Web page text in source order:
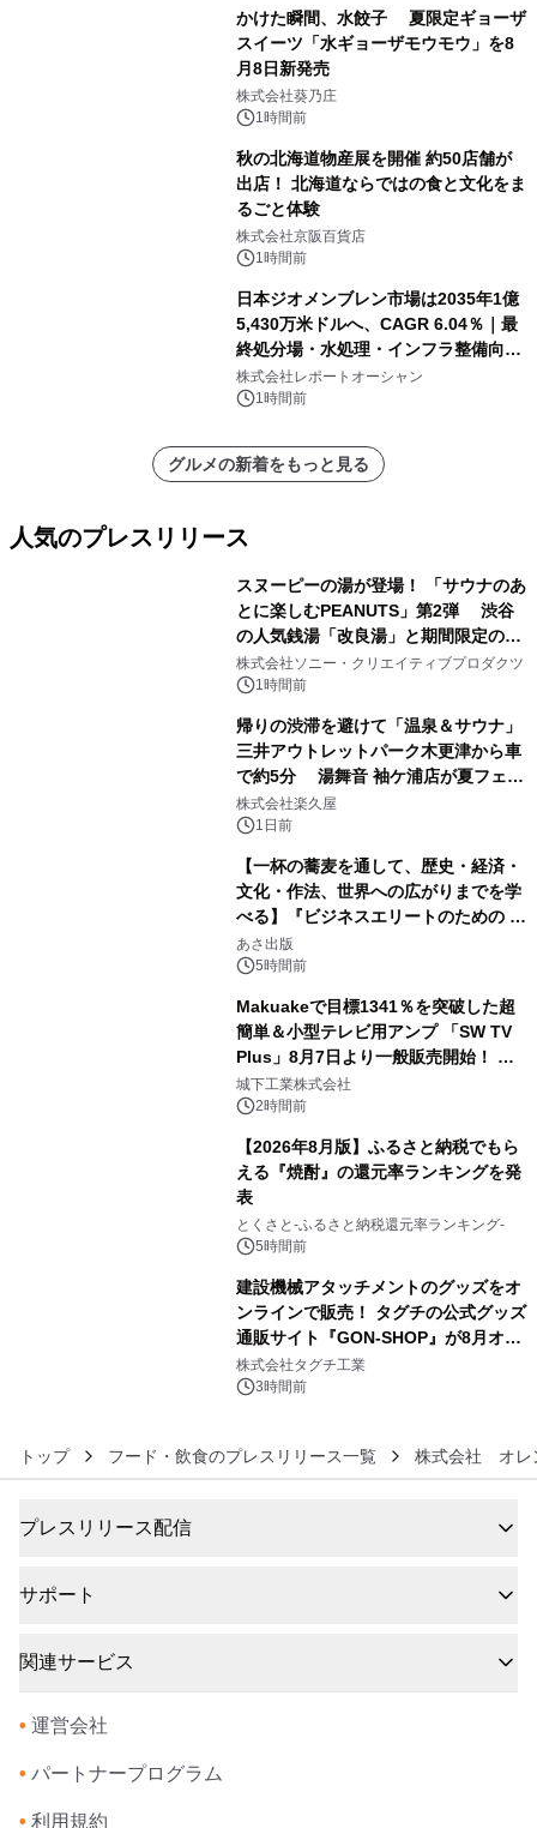
かけた瞬間、水餃子 夏限定ギョーザ
スイーツ「水ギョーザモウモウ」を8
月8日新発売
株式会社葵乃庄
1時間前
秋の北海道物産展を開催 約50店舗が
出店！ 北海道ならではの食と文化をま
るごと体験
株式会社京阪百貨店
1時間前
日本ジオメンブレン市場は2035年1億
5,430万米ドルへ、CAGR 6.04％｜最
終処分場・水処理・インフラ整備向け
需要拡大
株式会社レポートオーシャン
1時間前
グルメの新着をもっと見る
人気のプレスリリース
スヌーピーの湯が登場！ 「サウナのあ
とに楽しむPEANUTS」第2弾 渋谷
の人気銭湯「改良湯」と期間限定のコ
ラボレーション サウナイキタイコラ
ボグッズも発売決定！
株式会社ソニー・クリエイティブプロダクツ
1時間前
帰りの渋滞を避けて「温泉＆サウナ」
三井アウトレットパーク木更津から車
で約5分 湯舞音 袖ケ浦店が夏フェア
メニューを提供
株式会社楽久屋
1日前
【一杯の蕎麦を通して、歴史・経済・
文化・作法、世界への広がりまでを学
べる】『ビジネスエリートのための 教
養としての蕎麦』2026年8月25日
（火）発売
あさ出版
5時間前
Makuakeで目標1341％を突破した超
簡単＆小型テレビ用アンプ 「SW TV
Plus」8月7日より一般販売開始！ ケ
ーブル1本つなぐだけ、テレビの音が
ぐっと豊かに
城下工業株式会社
2時間前
【2026年8月版】ふるさと納税でもら
える『焼酎』の還元率ランキングを発
表
とくさと-ふるさと納税還元率ランキング-
5時間前
建設機械アタッチメントのグッズをオ
ンラインで販売！ タグチの公式グッズ
通販サイト『GON-SHOP』が8月オー
プン
株式会社タグチ工業
3時間前
トップ フード・飲食のプレスリリース一覧 株式会社 オレ
プレスリリース配信
サポート
関連サービス
• 運営会社
• パートナープログラム
• 利用規約